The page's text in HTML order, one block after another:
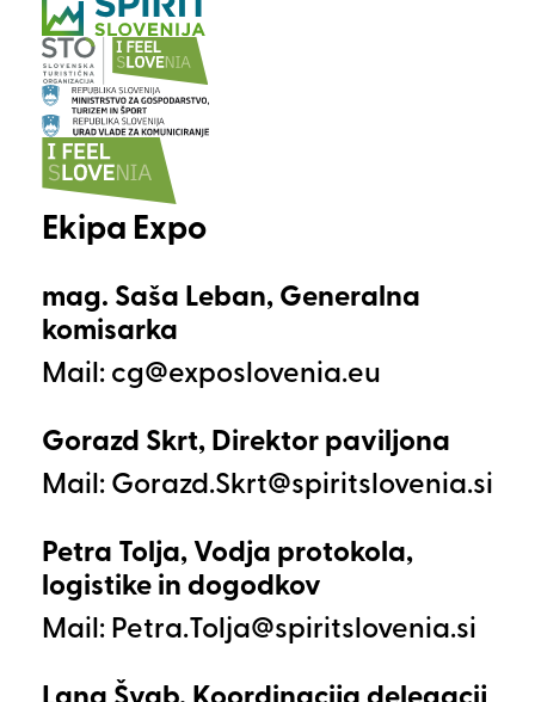
Ekipa Expo
mag. Saša Leban, Generalna
komisarka
Mail:
Gorazd Skrt, Direktor paviljona
Mail:
Petra Tolja, Vodja protokola,
logistike in dogodkov
Mail: